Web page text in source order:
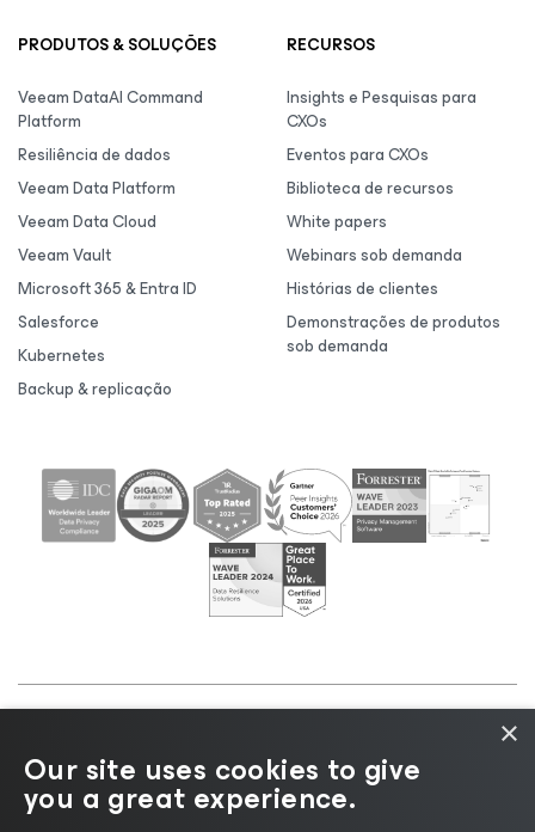
PRODUTOS & SOLUÇÕES
Veeam DataAI Command
Platform
Resiliência de dados
Veeam Data Platform
Veeam Data Cloud
Veeam Vault
Microsoft 365 & Entra ID
Salesforce
Kubernetes
Backup & replicação
RECURSOS
Insights e Pesquisas para
CXOs
Eventos para CXOs
Biblioteca de recursos
White papers
Webinars sob demanda
Histórias de clientes
Demonstrações de produtos
sob demanda
|
Aviso de Cookies|Jurídico|Política de
licenciamento |Recursos para Fornecedores
×
Our site uses cookies to give
you a great experience.